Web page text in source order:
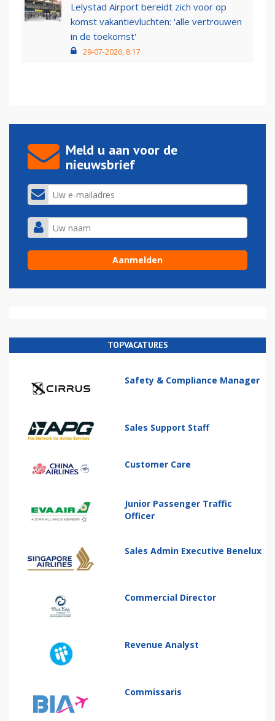
Lelystad Airport bereidt zich voor op
komst vakantievluchten: 'alle vertrouwen
in de toekomst'
29-07-2026, 8:17
Meld u aan voor de
nieuwsbrief
TOPVACATURES
Safety & Compliance Manager
Sales Support Staff
Customer Care
Junior Passenger Traffic
Officer
Sales Admin Executive Benelux
Commercial Director
Revenue Analyst
Commissaris